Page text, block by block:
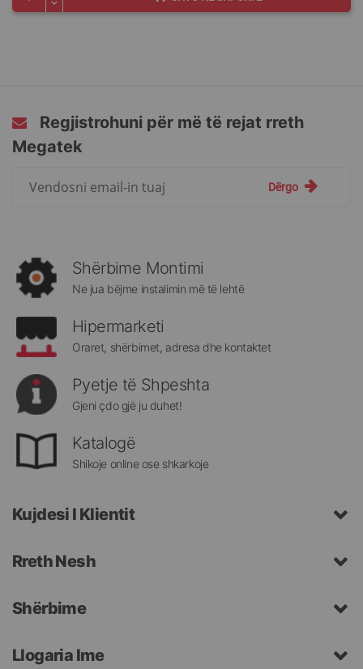
Regjistrohuni për më të rejat rreth
Megatek
rreth
Megatek:
Dërgo
Shërbime Montimi
Ne jua bëjme instalimin më të lehtë
Hipermarketi
Oraret, shërbimet, adresa dhe kontaktet
Pyetje të Shpeshta
Gjeni çdo gjë ju duhet!
Katalogë
Shikoje online ose shkarkoje
Kujdesi I Klientit
Rreth Nesh
Shërbime
Llogaria Ime